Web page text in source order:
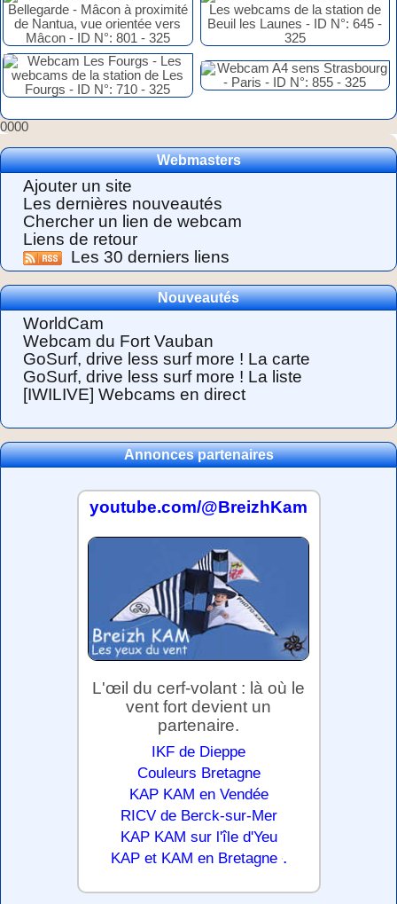
0000
Webmasters
Ajouter un site
Les dernières nouveautés
Chercher un lien de webcam
Liens de retour
Les 30 derniers liens
Nouveautés
WorldCam
Webcam du Fort Vauban
GoSurf, drive less surf more ! La carte
GoSurf, drive less surf more ! La liste
[IWILIVE] Webcams en direct
Annonces partenaires
youtube.com/@BreizhKam
L'œil du cerf-volant : là où le
vent fort devient un
partenaire.
IKF de Dieppe
Couleurs Bretagne
KAP KAM en Vendée
RICV de Berck-sur-Mer
KAP KAM sur l'île d'Yeu
KAP et KAM en Bretagne .